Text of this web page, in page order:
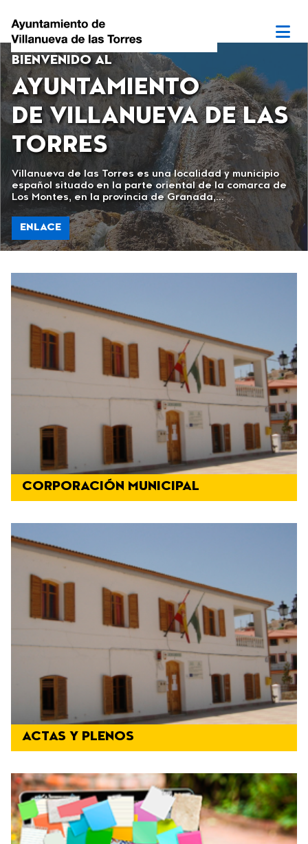
BIENVENIDO AL
AYUNTAMIENTO
DE VILLANUEVA DE LAS
TORRES
Villanueva de las Torres es una localidad y municipio
español situado en la parte oriental de la comarca de
Los Montes, en la provincia de Granada,...
ENLACE
CORPORACIÓN MUNICIPAL
ACTAS Y PLENOS